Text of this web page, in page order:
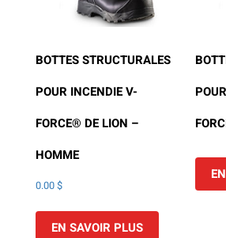
BOTTES STRUCTURALES
POUR INCENDIE V-
FORCE® DE LION –
HOMME
0.00$
EN SAVOIR PLUS